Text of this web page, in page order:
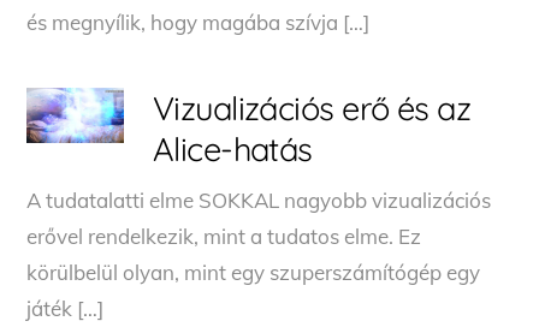
és megnyílik, hogy magába szívja […]
Vizualizációs erő és az
Alice-hatás
A tudatalatti elme SOKKAL nagyobb vizualizációs
erővel rendelkezik, mint a tudatos elme. Ez
körülbelül olyan, mint egy szuperszámítógép egy
játék […]